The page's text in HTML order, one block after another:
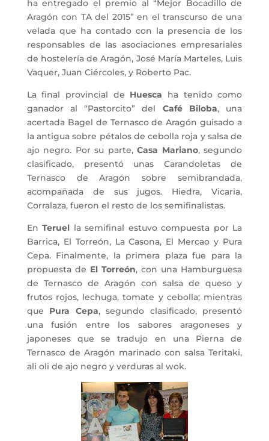
ha entregado el premio al “Mejor Bocadillo de
Aragón con TA del 2015” en el transcurso de una
velada que ha contado con la presencia de los
responsables de las asociaciones empresariales
de hostelería de Aragón, José María Marteles, Luis
Vaquer, Juan Ciércoles, y Roberto Pac.
La final provincial de Huesca ha tenido como
ganador al “Pastorcito” del Café Biloba, una
acertada Bagel de Ternasco de Aragón guisado a
la antigua sobre pétalos de cebolla roja y salsa de
ajo negro. Por su parte,Casa Mariano, segundo
clasificado, presentó unas Carandoletas de
Ternasco de Aragón sobre semibrandada,
acompañada de sus jugos. Hiedra, Vicaria,
Corralaza, fueron el resto de los semifinalistas.
EnTeruel la semifinal estuvo compuesta por La
Barrica, El Torreón, La Casona, El Mercao y Pura
Cepa. Finalmente, la primera plaza fue para la
propuesta de El Torreón, con una Hamburguesa
de Ternasco de Aragón con salsa de queso y
frutos rojos, lechuga, tomate y cebolla; mientras
que Pura Cepa, segundo clasificado, presentó
una fusión entre los sabores aragoneses y
japoneses que se tradujo en una Pierna de
Ternasco de Aragón marinado con salsa Teritaki,
ali oli de ajo negro y verduras al wok.